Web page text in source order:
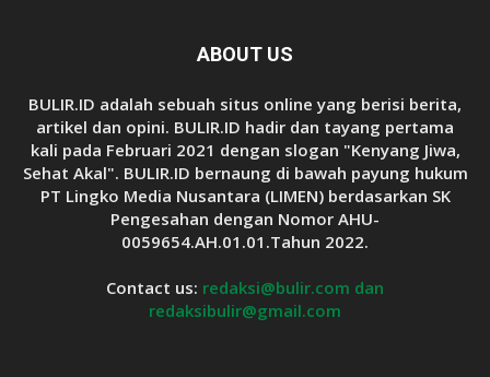
ABOUT US
BULIR.ID adalah sebuah situs online yang berisi berita,
artikel dan opini. BULIR.ID hadir dan tayang pertama
kali pada Februari 2021 dengan slogan "Kenyang Jiwa,
Sehat Akal". BULIR.ID bernaung di bawah payung hukum
PT Lingko Media Nusantara (LIMEN) berdasarkan SK
Pengesahan dengan Nomor AHU-
0059654.AH.01.01.Tahun 2022.
Contact us: redaksi@bulir.com dan
redaksibulir@gmail.com